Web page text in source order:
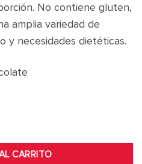
No contiene gluten,
amplia variedad de
y necesidades dietéticas.
cantidad
CARRITO